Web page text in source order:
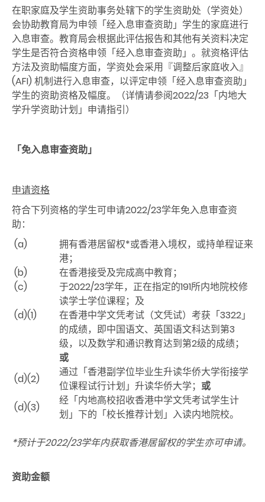
在职家庭及学生资助事务处辖下的学生资助处（学资处）
会协助教育局为申领「经入息审查资助」学生的家庭进行
入息审查。教育局会根据此评估报告和其他有关资料决定
学生是否符合资格申领「经入息审查资助」。就资格评估
方法及资助幅度方面，学资处会采用『调整后家庭收入』
(AFI) 机制进行入息审查，以评定申领「经入息审查资助」
学生的资助资格及幅度。（详情请参阅2022/23「内地大
学升学资助计划」申请指引）
「免入息审查资助」
申请资格
符合下列资格的学生可申请2022/23学年免入息审查资
助：
(a)
拥有香港居留权*或香港入境权，或持单程证来
港；
(b)
在香港接受及完成高中教育；
(c)
于2022/23学年，正在指定的191所内地院校修
读学士学位课程；及
(d)(1)
在香港中学文凭考试（文凭试）考获「3322」
的成绩，即中国语文、英国语文科达到第3
级，以及数学和通识教育达到第2级的成绩；
或
(d)(2)
通过「香港副学位毕业生升读华侨大学衔接学
位课程试行计划」升读华侨大学； 或
(d)(3)
经「内地高校招收香港中学文凭考试学生计
划」下的「校长推荐计划」入读内地院校。
*预计于2022/23学年内获取香港居留权的学生亦可申请。
资助金额